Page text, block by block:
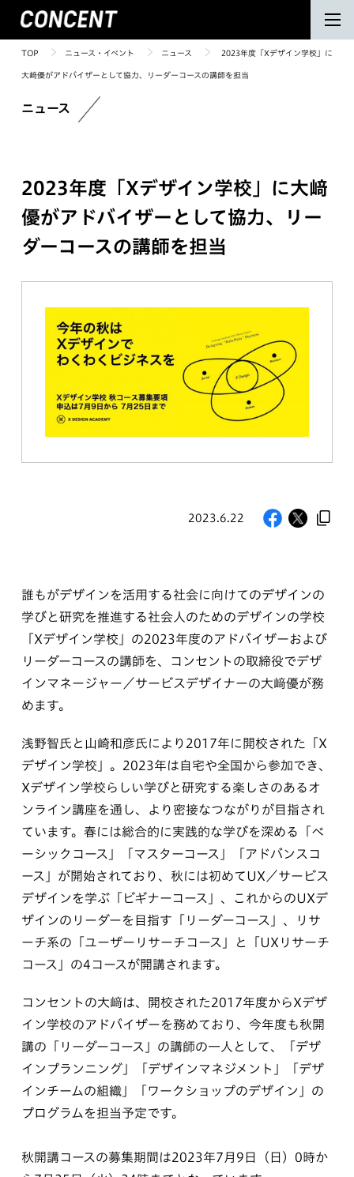
TOP ニュース・イベント ニュース 2023年度「Xデザイン学校」に
大﨑優がアドバイザーとして協力、リーダーコースの講師を担当
ニュース
2023年度「Xデザイン学校」に大﨑
優がアドバイザーとして協力、リー
ダーコースの講師を担当
2023.6.22
誰もがデザインを活用する社会に向けてのデザインの
学びと研究を推進する社会人のためのデザインの学校
「Xデザイン学校」の2023年度のアドバイザーおよび
リーダーコースの講師を、コンセントの取締役でデザ
インマネージャー／サービスデザイナーの大﨑優が務
めます。
浅野智氏と山崎和彦氏により2017年に開校された「X
デザイン学校」。2023年は自宅や全国から参加でき、
Xデザイン学校らしい学びと研究する楽しさのあるオ
ンライン講座を通し、より密接なつながりが目指され
ています。春には総合的に実践的な学びを深める「ベ
ーシックコース」「マスターコース」「アドバンスコ
ース」が開始されており、秋には初めてUX／サービス
デザインを学ぶ「ビギナーコース」、これからのUXデ
ザインのリーダーを目指す「リーダーコース」、リサ
ーチ系の「ユーザーリサーチコース」と「UXリサーチ
コース」の4コースが開講されます。
コンセントの大﨑は、開校された2017年度からXデザ
イン学校のアドバイザーを務めており、今年度も秋開
講の「リーダーコース」の講師の一人として、「デザ
インプランニング」「デザインマネジメント」「デザ
インチームの組織」「ワークショップのデザイン」の
プログラムを担当予定です。
秋開講コースの募集期間は2023年7月9日（日）0時か